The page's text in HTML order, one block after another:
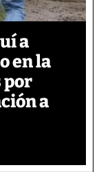
a
en la
por
a